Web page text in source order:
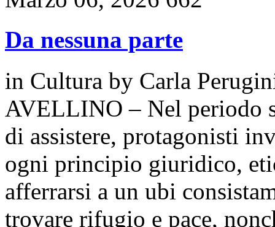
Da nessuna parte
in Cultura by Carla
AVELLINO – Nel periodo
di assistere, protagonisti
ogni principio giuridico,
afferrarsi a un ubi
trovare rifugio e pace,